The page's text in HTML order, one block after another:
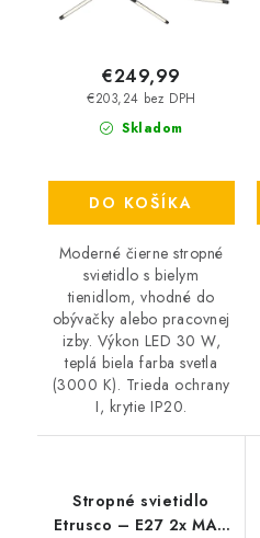
Skladom
€203,24 bez DPH
€249,99
DO KOŠÍKA
Moderné čierne stropné
svietidlo s bielym
tienidlom, vhodné do
obývačky alebo pracovnej
izby. Výkon LED 30 W,
teplá biela farba svetla
(3000 K). Trieda ochrany
I, krytie IP20.
Stropné svietidlo
Etrusco – E27 2x MAX